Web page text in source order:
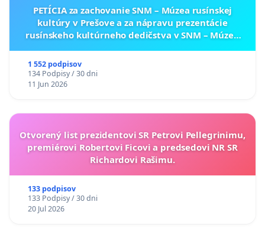
PETÍCIA za zachovanie SNM – Múzea rusínskej
kultúry v Prešove a za nápravu prezentácie
rusínskeho kultúrneho dedičstva v SNM – Múzeu
1 552 podpisov
134 Podpisy / 30 dni
11 Jun 2026
Otvorený list prezidentovi SR Petrovi Pellegrinimu,
premiérovi Robertovi Ficovi a predsedovi NR SR
Richardovi Rašimu.
133 podpisov
133 Podpisy / 30 dni
20 Jul 2026